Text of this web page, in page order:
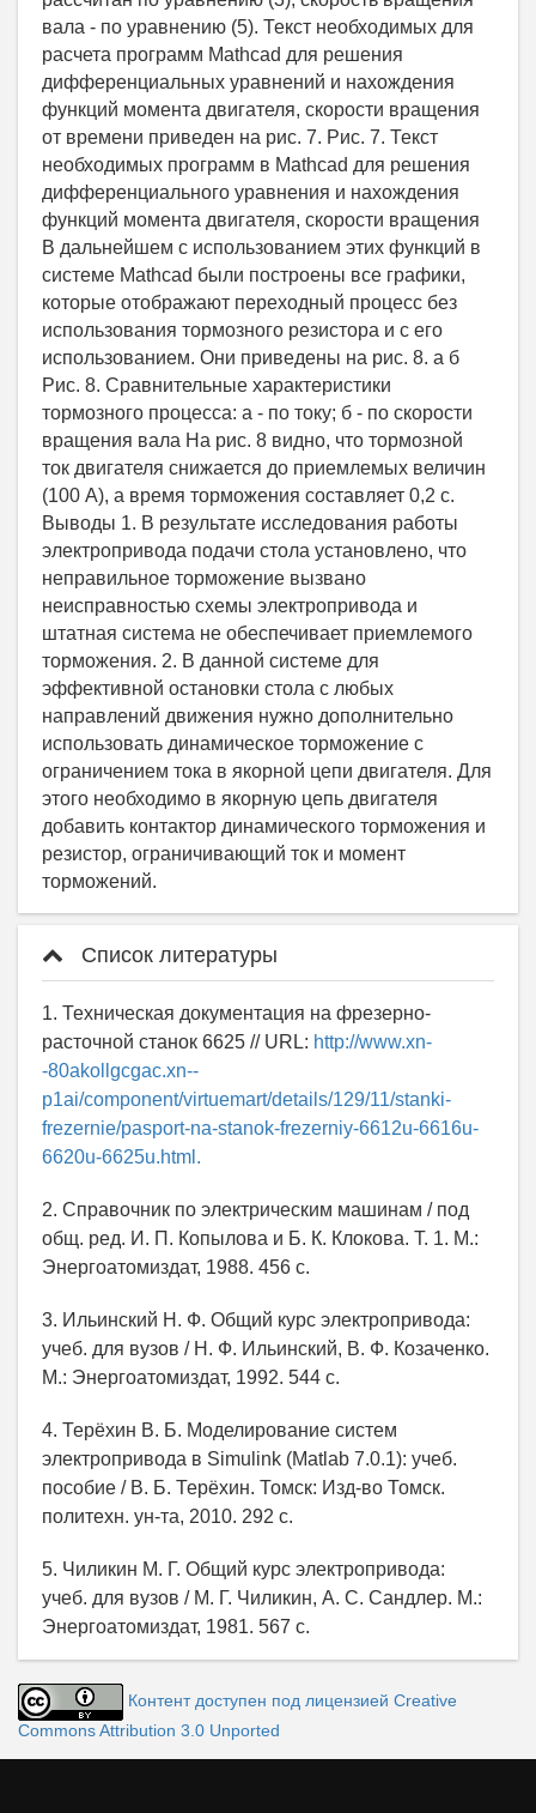
Список литературы
1. Техническая документация на фрезерно-
расточной станок 6625 // URL: http://www.xn-
-80akollgcgac.xn--
p1ai/component/virtuemart/details/129/11/stanki-
frezernie/pasport-na-stanok-frezerniy-6612u-6616u-
6620u-6625u.html.
2. Справочник по электрическим машинам / под
общ. ред. И. П. Копылова и Б. К. Клокова. Т. 1. М.:
Энергоатомиздат, 1988. 456 с.
3. Ильинский Н. Ф. Общий курс электропривода:
учеб. для вузов / Н. Ф. Ильинский, В. Ф. Козаченко.
М.: Энергоатомиздат, 1992. 544 с.
4. Терёхин В. Б. Моделирование систем
электропривода в Simulink (Matlab 7.0.1): учеб.
пособие / В. Б. Терёхин. Томск: Изд-во Томск.
политехн. ун-та, 2010. 292 с.
5. Чиликин М. Г. Общий курс электропривода:
учеб. для вузов / М. Г. Чиликин, А. С. Сандлер. М.:
Энергоатомиздат, 1981. 567 с.
Контент доступен под лицензией Creative
Commons Attribution 3.0 Unported